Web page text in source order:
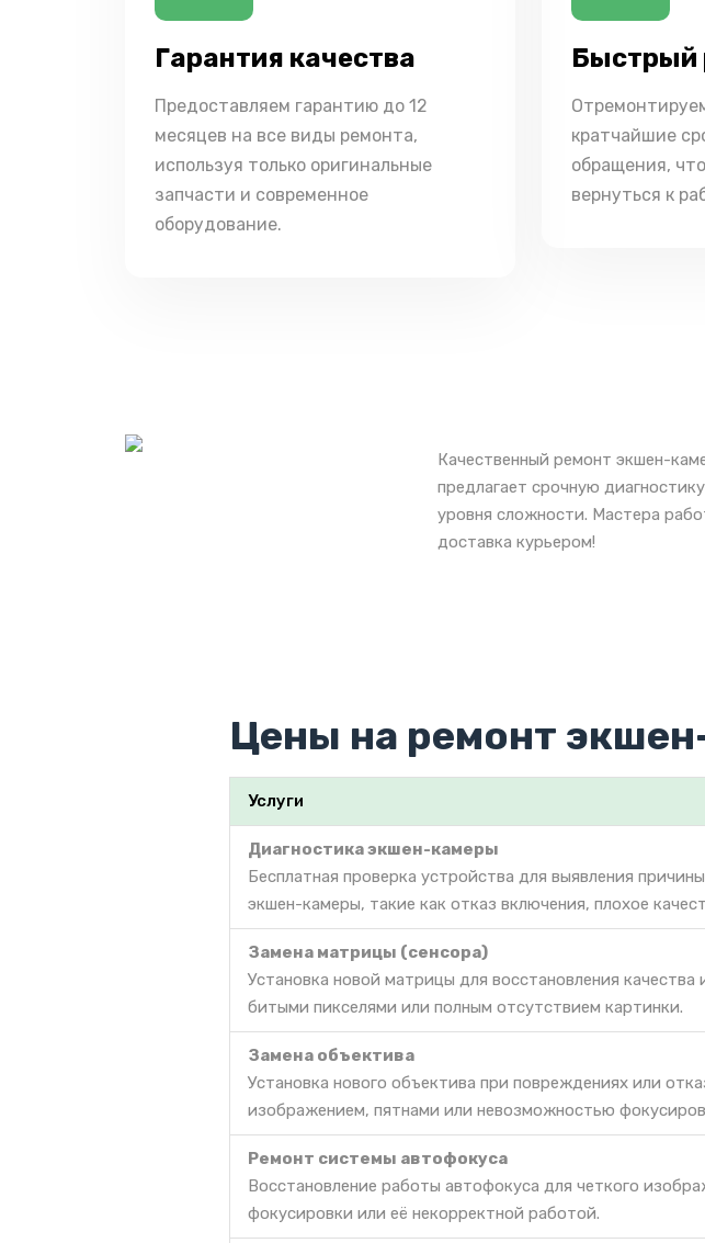
Гарантия качества
Предоставляем гарантию до 12
месяцев на все виды ремонта,
используя только оригинальные
запчасти и современное
оборудование.
Быстрый
кратчайшие
обращения,
вернуться к
Качественный ремонт экшен-
предлагает срочную
уровня сложности. Мастера
доставка курьером!
Цены на ремонт
Услуги
Диагностика экшен-камеры
Бесплатная проверка устройства для выявления
экшен-камеры, такие как отказ включения, плохое
Замена матрицы (сенсора)
Установка новой матрицы для восстановления
битыми пикселями или полным отсутствием картинки.
Замена объектива
Установка нового объектива при повреждениях или
изображением, пятнами или невозможностью
Ремонт системы автофокуса
Восстановление работы автофокуса для четкого
фокусировки или её некорректной работой.